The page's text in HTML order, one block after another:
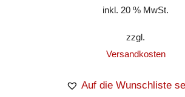
inkl. 20 % MwSt.
zzgl.
Versandkosten
Auf die Wunschliste